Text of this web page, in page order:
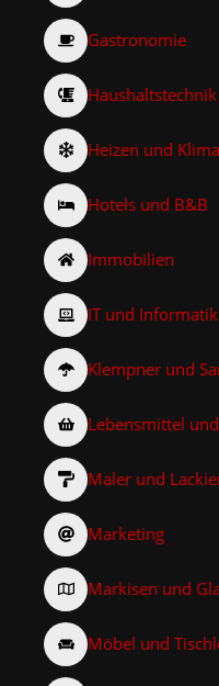
Gastronomie
Haushaltstechnik
Heizen und Klima
Hotels und B&B
Immobilien
IT und Informatik
Klempner und
Lebensmittel
Maler und
Marketing
Markisen und
Möbel und